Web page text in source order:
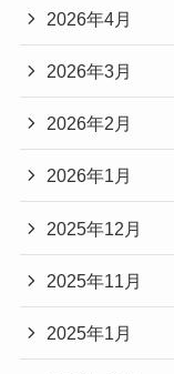
2026年4月
2026年3月
2026年2月
2026年1月
2025年12月
2025年11月
2025年1月